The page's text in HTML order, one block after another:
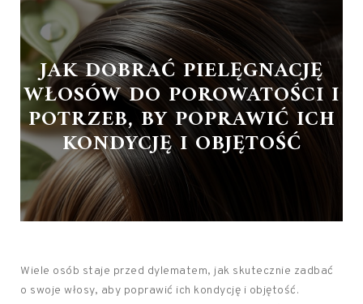
JAK DOBRAĆ PIELĘGNACJĘ
WŁOSÓW DO POROWATOŚCI I
POTRZEB, BY POPRAWIĆ ICH
KONDYCJĘ I OBJĘTOŚĆ
Wiele osób staje przed dylematem, jak skutecznie zadbać
o swoje włosy, aby poprawić ich kondycję i objętość.